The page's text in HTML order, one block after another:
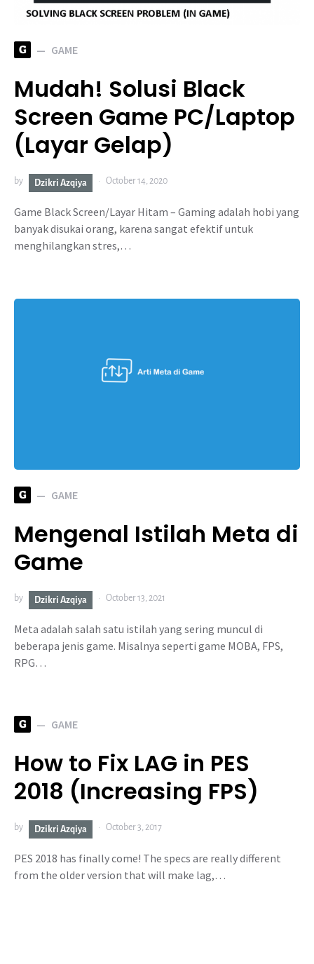
G GAME
Mudah! Solusi Black
Screen Game PC/Laptop
(Layar Gelap)
by Dzikri Azqiya October 14, 2020
Game Black Screen/Layar Hitam – Gaming adalah hobi yang
banyak disukai orang, karena sangat efektif untuk
menghilangkan stres,…
G GAME
Mengenal Istilah Meta di
Game
by Dzikri Azqiya October 13, 2021
Meta adalah salah satu istilah yang sering muncul di
beberapa jenis game. Misalnya seperti game MOBA, FPS,
RPG…
G GAME
How to Fix LAG in PES
2018 (Increasing FPS)
by Dzikri Azqiya October 3, 2017
PES 2018 has finally come! The specs are really different
from the older version that will make lag,…